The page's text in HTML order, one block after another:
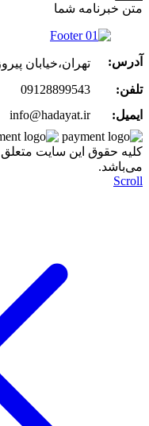
متن خبرنامه شما
آدرس:
تهران،خیابان
تلفن:
09128899543
ایمیل:
info@hadayat.ir
کليه حقوق اين سايت متعلق
می‌باشد.
Scroll